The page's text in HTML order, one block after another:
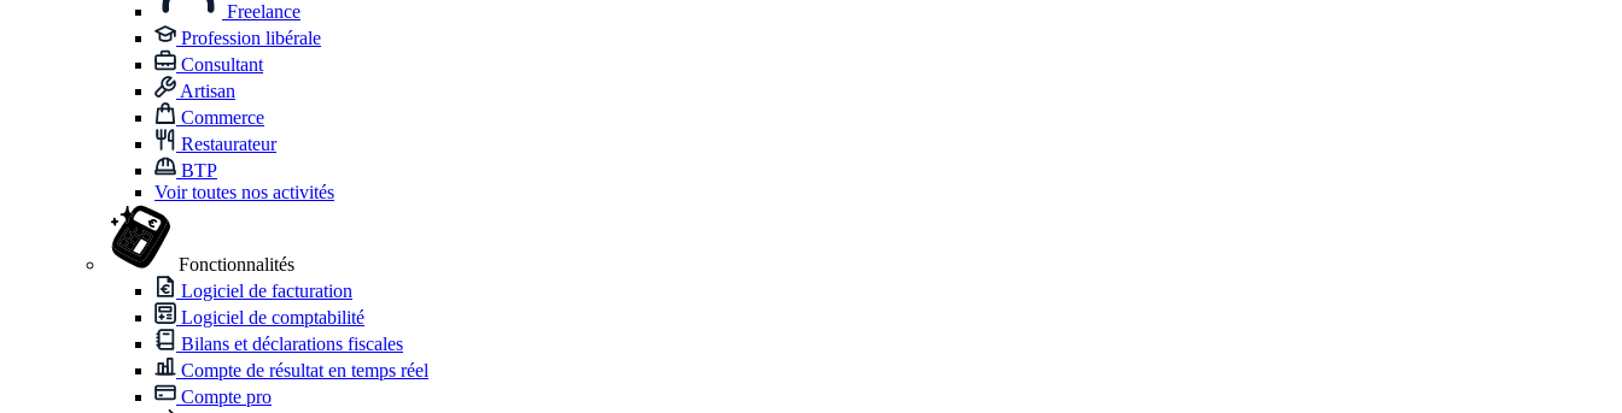
Freelance
Profession libérale
Consultant
Artisan
Commerce
Restaurateur
BTP
Voir toutes nos activités
Fonctionnalités
Logiciel de facturation
Logiciel de comptabilité
Bilans et déclarations fiscales
Compte de résultat en temps réel
Compte pro